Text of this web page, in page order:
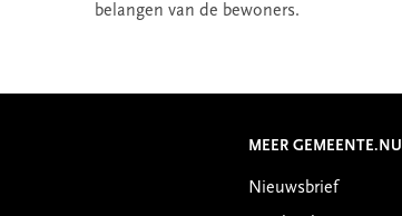
belangen van de bewoners.
MEER GEMEENTE.NU
Nieuwsbrief